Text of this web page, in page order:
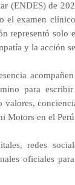
(ENDES) de
el examen
representó solo
y la acción
para
Motors en el
redes
oficiales